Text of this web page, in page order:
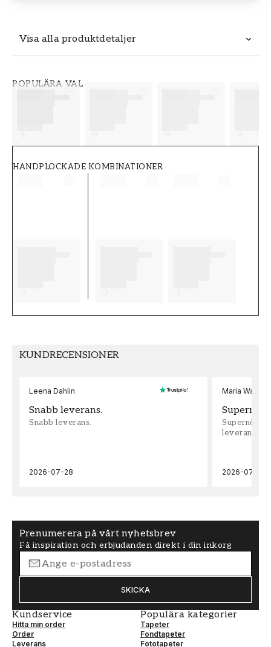
Visa alla produktdetaljer
POPULÄRA VAL
HANDPLOCKADE KOMBINATIONER
KUNDRECENSIONER
Leena Dahlin
Snabb leverans.
Snabb leverans.
2026-07-28
Maria
leveran,
2026-07-22
Prenumerera på vårt nyhetsbrev
Få inspiration och erbjudanden direkt i din inkorg
SKICKA
Kundservice
Hitta min order
Order
Leverans
Populära kategorier
Tapeter
Fondtapeter
Fototapeter